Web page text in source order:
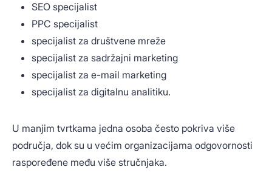
SEO specijalist
PPC specijalist
specijalist za društvene mreže
specijalist za sadržajni marketing
specijalist za e-mail marketing
specijalist za digitalnu analitiku.
U manjim tvrtkama jedna osoba često pokriva više
područja, dok su u većim organizacijama odgovornosti
raspoređene među više stručnjaka.